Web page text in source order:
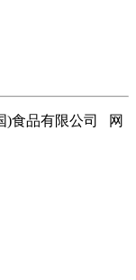
)食品有限公司 网